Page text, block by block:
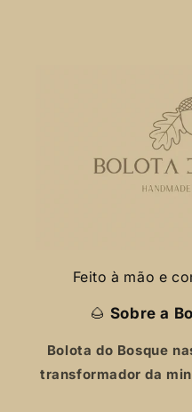
Feito à mão e
🌰 Sobre a
Bolota do Bosque
transformador da